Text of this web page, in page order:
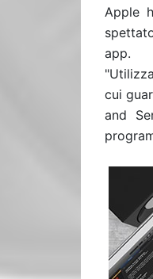
Apple
app.
cui
and